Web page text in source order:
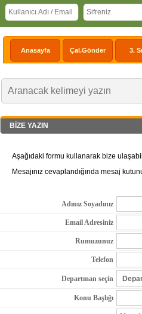
Anasayfa Çal.Gönder 3.
BİZE YAZIN
Aşağıdaki formu kullanarak bize
Mesajınız cevaplandığında mesaj
Adınız Soyadınız
Email Adresiniz
Rumuzunuz
Telefon
Departman seçin
Konu Başlığı